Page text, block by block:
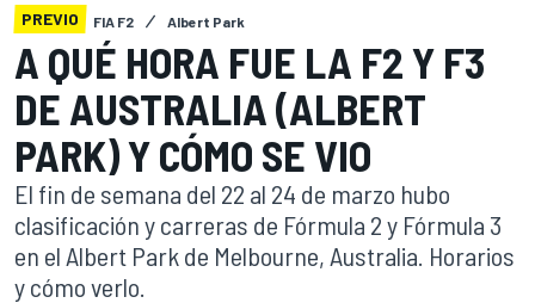
PREVIO FIA F2 Albert Park
A QUÉ HORA FUE LA F2 Y F3
DE AUSTRALIA (ALBERT
PARK) Y CÓMO SE VIO
El fin de semana del 22 al 24 de marzo hubo
clasificación y carreras de Fórmula 2 y Fórmula 3
en el Albert Park de Melbourne, Australia. Horarios
y cómo verlo.